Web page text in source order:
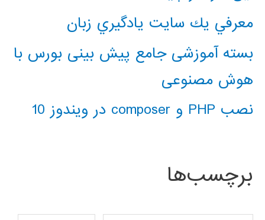
معرفي يك سايت يادگيري زبان
بسته آموزشی جامع پیش بینی بورس با
هوش مصنوعی
نصب PHP و composer در ویندوز 10
برچسب‌ها